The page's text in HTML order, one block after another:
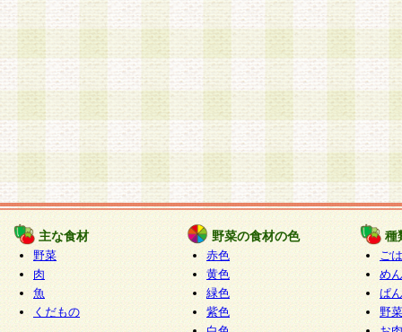
主な食材
野菜
肉
魚
くだもの
野菜の食材の色
赤色
黄色
緑色
紫色
種
ご
めん
ぱん
野